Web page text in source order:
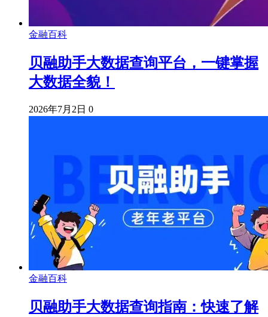
金融百科
贝融助手大数据查询平台，一键掌握
大数据全貌！
2026年7月2日 0
金融百科
贝融助手大数据查询指南：快速了解